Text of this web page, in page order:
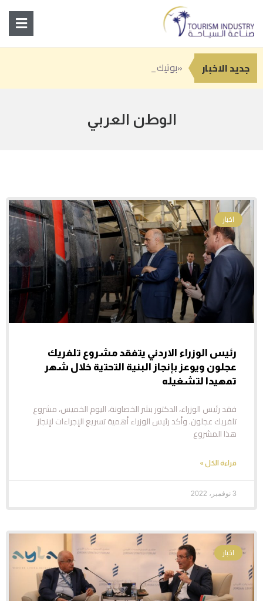
جديد الاخبار «بوتيك» تطلق الهوية البصرية
الوطن العربي
اخبار
رئيس الوزراء الاردني يتفقد مشروع تلفريك
عجلون ويوعز بإنجاز البنية التحتية خلال شهر
تمهيدا لتشغيله
فقد رئيس الوزراء، الدكتور بشر الخصاونة، اليوم الخميس، مشروع
تلفريك عجلون. وأكد رئيس الوزراء أهمية تسريع الإجراءات لإنجاز
هذا المشروع
قراءة الكل »
3 نوفمبر، 2022
اخبار